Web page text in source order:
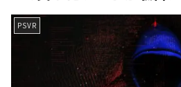
《未だ謎多きキャラ達の順位》：
《アニメ2期＆3期が強い》「神技
《強者達が上位に立ち並ぶ》「一
36歳の彼女と結婚したいのに、家
PSVR